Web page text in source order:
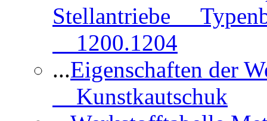
Stellantriebe
1200.1204
...Eigenschaften der
Kunstkautschuk